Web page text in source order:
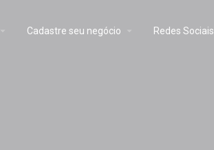
Cadastre seu negócio Redes Sociais